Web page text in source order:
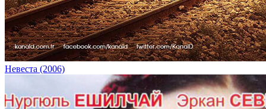
Невеста (2006)